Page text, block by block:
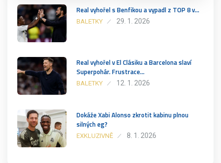
Real vyhořel s Benfikou a vypadl z TOP 8 v…
BALETKY 29. 1. 2026
Real vyhořel v El Clásiku a Barcelona slaví
Superpohár. Frustrace…
BALETKY 12. 1. 2026
Dokáže Xabi Alonso zkrotit kabinu plnou
silných eg?
EXKLUZIVNĚ 8. 1. 2026